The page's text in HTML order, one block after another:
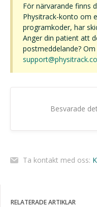
För närvarande finns
Physitrack-konto om
programkoder, har
Anger din patient att
postmeddelande?
Besvarade
Ta kontakt med oss:
RELATERADE ARTIKLAR